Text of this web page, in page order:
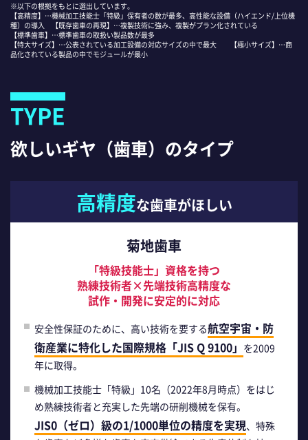
※以下の根拠をもとに選出しています。
【高精度】…機械加工技能士「特級」保有者の数が最多、高性能な設備（ハイエンド/上位機
種）の導入 【既存歯車の再現】…複製技術に強み、複製がプラン化されている
【標準歯車】…標準歯車の取扱い製品数が最多
【特大サイズ】…公表されている加工設備の対応サイズの中で最大 【極小サイズ】…商
品化されている製品の中でモジュールが最小
TYPE
欲しいギヤ（歯車）のタイプ
高精度な歯車がほしい
菊地歯車
「特級技能士」資格を持つ
熟練技術者×先端技術高精度な
試作・開発に安定的に対応
安全性保証のために、高い技術を要する航空宇宙・防
衛産業に特化した国際規格「JIS Q 9100」 を2009
年に取得。
機械加工技能士「特級」10名（2022年8月時点）をはじ
め熟練技術者と充実した先端の研削機械を保有。
JIS0（ゼロ）級の1/1000単位の精度を実現、特殊